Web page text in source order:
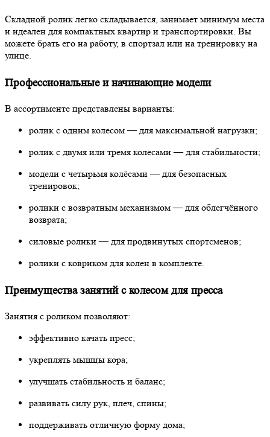
Складной ролик легко складывается, занимает минимум места
и идеален для компактных квартир и транспортировки. Вы
можете брать его на работу, в спортзал или на тренировку на
улице.
Профессиональные и начинающие модели
В ассортименте представлены варианты:
ролик с одним колесом — для максимальной нагрузки;
ролик с двумя или тремя колесами — для стабильности;
модели с четырьмя колёсами — для безопасных
тренировок;
ролики с возвратным механизмом — для облегчённого
возврата;
силовые ролики — для продвинутых спортсменов;
ролики с ковриком для колен в комплекте.
Преимущества занятий с колесом для пресса
Занятия с роликом позволяют:
эффективно качать пресс;
укреплять мышцы кора;
улучшать стабильность и баланс;
развивать силу рук, плеч, спины;
поддерживать отличную форму дома;